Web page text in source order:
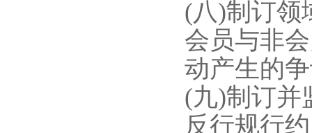
(八)制订领
会员与非
动产生的
(九)制订并
反行规行